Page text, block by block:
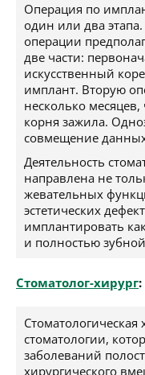
Операция по
один или два
операции
две части:
искусственный
имплант. Вторую
несколько
корня зажила.
совмещение
Деятельность
направлена не
жевательных
эстетических
имплантировать
и полностью
Стоматолог-хирург
Стоматологическая
стоматологии,
заболеваний
хирургического